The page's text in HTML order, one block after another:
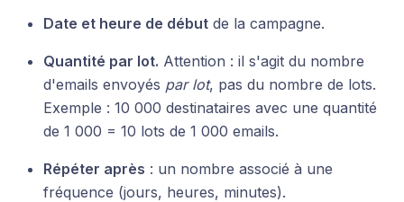
Date et heure de début de la campagne.
Quantité par lot. Attention : il s'agit du nombre
d'emails envoyés par lot, pas du nombre de lots.
Exemple : 10 000 destinataires avec une quantité
de 1 000 = 10 lots de 1 000 emails.
Répéter après : un nombre associé à une
fréquence (jours, heures, minutes).